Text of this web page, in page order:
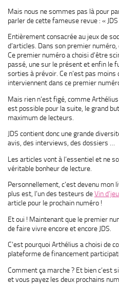
Mais nous ne sommes pas là pour
parler de cette fameuse revue : « JDS
Entièrement consacrée au jeux de
d’articles. Dans son premier numéro,
Ce premier numéro a choisi d’être
passé, une sur le présent et enfin le
sorties à prévoir. Ce n’est pas
interviennent dans ce premier
Mais rien n’est figé, comme
est possible pour la suite, le grand
maximum de lecteurs.
JDS contient donc une grande
avis, des interviews, des dossiers …
Les articles vont à l’essentiel et ne
véritable bonheur de lecture.
Personnellement, c’est devenu mon
plus est, l’un des testeurs deVin d’jeu
article pour le prochain numéro !
Et oui ! Maintenant que le premier
de faire vivre encore et encore JDS.
C’est pourquoi Arthélius a choisi de
plateforme de financement
Comment ça marche ? Et bien c’est
et vous payez les deux prochains